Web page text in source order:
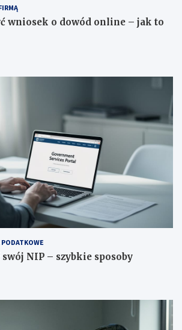
wniosek o dowód online – jak to
NIP – szybkie sposoby